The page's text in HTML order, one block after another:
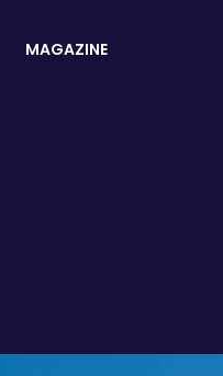
MAGAZINE